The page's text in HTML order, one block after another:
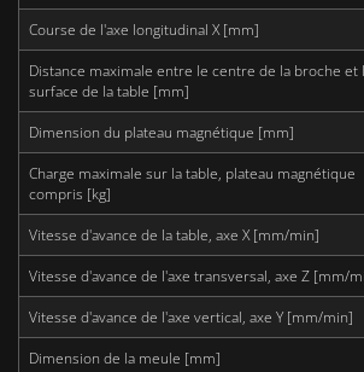
Course de l'axe longitudinal X [mm]
Distance maximale entre le centre de la broche et
surface de la table [mm]
Dimension du plateau magnétique [mm]
Charge maximale sur la table, plateau magnétique
compris [kg]
Vitesse d'avance de la table, axe X [mm/min]
Vitesse d'avance de l'axe transversal, axe Z [mm/
Vitesse d'avance de l'axe vertical, axe Y [mm/min]
Dimension de la meule [mm]